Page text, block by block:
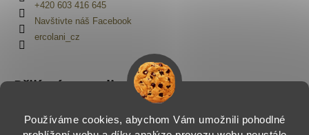
Používáme cookies, abychom Vám umožnili pohodlné
+420 603 416 645
Navštivte náš Facebook
ercolani_cz
Přijímáme online platby